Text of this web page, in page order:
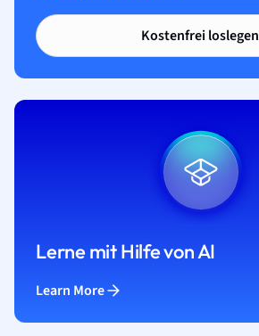
Kostenfrei loslegen
Lerne mit Hilfe von AI
Learn More